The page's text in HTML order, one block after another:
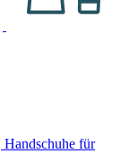
Handschuhe für